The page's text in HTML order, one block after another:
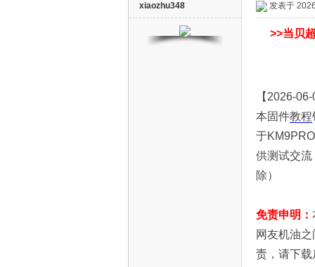
xiaozhu348 发表于
>>当贝
【2026-
本固件教程
于
供测试交
除）
免责申明：
网友机油
责，请下